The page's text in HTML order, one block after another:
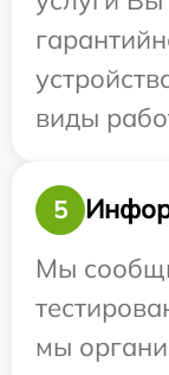
виды
5
Мы
мы